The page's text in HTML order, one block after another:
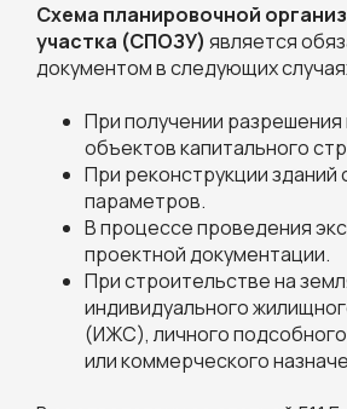
Схема планировочной
участка (СПОЗУ) является
документом в следующих
При получении
объектов капитального
При реконструкции зданий
параметров.
В процессе проведения
проектной документации.
При строительстве на
индивидуального
(ИЖС), личного
или коммерческого